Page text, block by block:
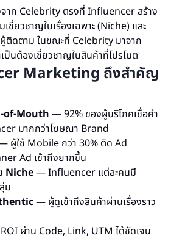
าก Celebrity ตรงที่ Influencer สร้าง
ชี่ยวชาญในเรื่องเฉพาะ (Niche) และ
ติดตาม ในขณะที่ Celebrity มาจาก
ป็นต้องเชี่ยวชาญในสินค้าที่โปรโมต
Marketing ถึงสำคัญ
of-Mouth — 92% ของผู้บริโภคเชื่อคำ
มากกว่าโฆษณา Brand
ผู้ใช้ Mobile กว่า 30% ติด Ad
Ad เข้าถึงยากขึ้น
Niche— Influencer แต่ละคนมี
ม
— ผู้ดูเข้าถึงสินค้าผ่านเรื่องราว
ผ่าน Code, Link, UTM ได้ชัดเจน